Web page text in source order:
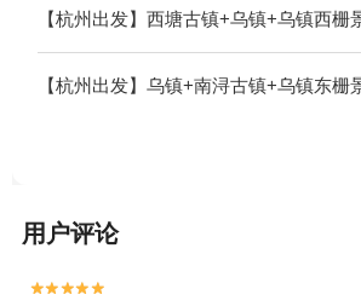
【杭州出发】西塘古镇+乌镇+乌镇西
【杭州出发】乌镇+南浔古镇+乌镇东栅
用户评论

